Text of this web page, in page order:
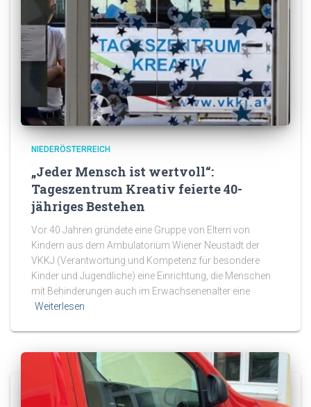
NIEDERÖSTERREICH
„Jeder Mensch ist wertvoll“:
Tageszentrum Kreativ feierte 40-
jähriges Bestehen
Vor 40 Jahren gründete eine Gruppe von Eltern von
Kindern aus dem Ambulatorium Wiener Neustadt der
VKKJ (Verantwortung und Kompetenz für besondere
Kinder und Jugendliche) eine Einrichtung, die Menschen
mit Behinderungen auch im Erwachsenenalter eine
Weiterlesen